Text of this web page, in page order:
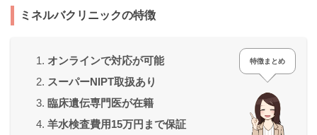
ミネルバクリニックの特徴
オンラインで対応が可能
スーパーNIPT取扱あり
臨床遺伝専門医が在籍
羊水検査費用15万円まで保証
特徴まとめ